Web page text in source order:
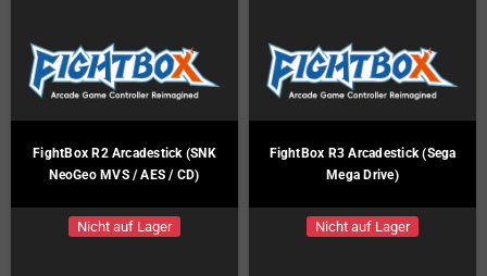
FightBox R2 Arcadestick (SNK
NeoGeo MVS / AES / CD)
Nicht auf Lager
FightBox R3 Arcadestick (Sega
Mega Drive)
Nicht auf Lager